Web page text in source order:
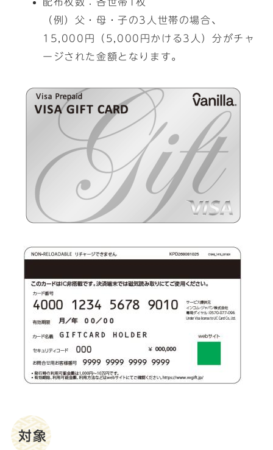
（例）父・母・子の3人世帯の場合、
15,000円（5,000円かける3人）分がチャ
ージされた金額となります。
対象